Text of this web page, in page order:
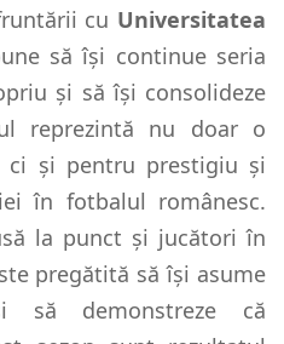
cu Universitatea
să își continue seria
și să își consolideze
reprezintă nu doar o
ci și pentru prestigiu și
în fotbalul românesc.
la punct și jucători în
pregătită să își asume
demonstreze că